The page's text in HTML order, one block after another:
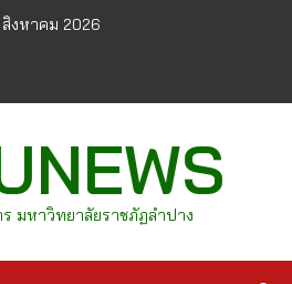
งหาคม 2026
มหาวิทยาลัยราชภัฏลำปาง